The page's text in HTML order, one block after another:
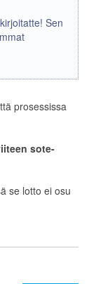
Sen
prosessissa
sote-
se lotto ei osu